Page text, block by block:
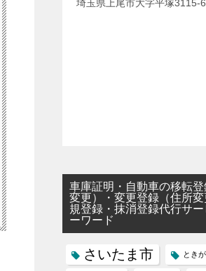
埼玉県上尾市大字平塚3115-6
車庫証明・自動車の移転
変更）・変更登録（住所
規登録・抹消登録代行サ
ーワード
さいたま市 とき